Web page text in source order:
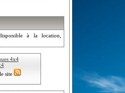
à la location,
4x4
site